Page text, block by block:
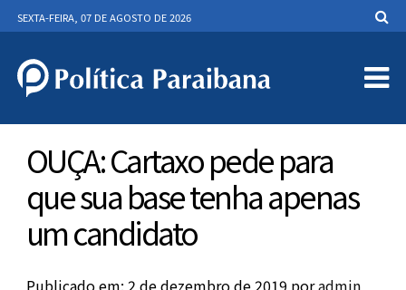
SEXTA-FEIRA, 07 DE AGOSTO DE 2026
OUÇA: Cartaxo pede para
que sua base tenha apenas
um candidato
Publicado em: 2 de dezembro de 2019 poradmin